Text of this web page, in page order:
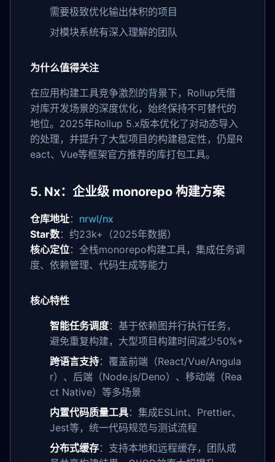
需要极致优化输出体积的项目
对模块系统有深入理解的团队
为什么值得关注
在应用构建工具竞争激烈的背景下，Rollup凭借
对库开发场景的深度优化，始终保持不可替代的
地位。2025年Rollup 5.x版本优化了对动态导入
的处理，并提升了大型项目的构建稳定性，仍是R
eact、Vue等框架官方推荐的库打包工具。
5. Nx：企业级 monorepo 构建方案
仓库地址： nrwl/nx
Star数：约23k+（2025年数据）
核心定位：全栈monorepo构建工具，集成任务调
度、依赖管理、代码生成等能力
核心特性
智能任务调度：基于依赖图并行执行任务，
避免重复构建，大型项目构建时间减少50%+
跨语言支持：覆盖前端（React/Vue/Angula
r）、后端（Node.js/Deno）、移动端（Rea
ct Native）等多场景
内置代码质量工具：集成ESLint、Prettier、
Jest等，统一代码规范与测试流程
分布式缓存：支持本地和远程缓存，团队成